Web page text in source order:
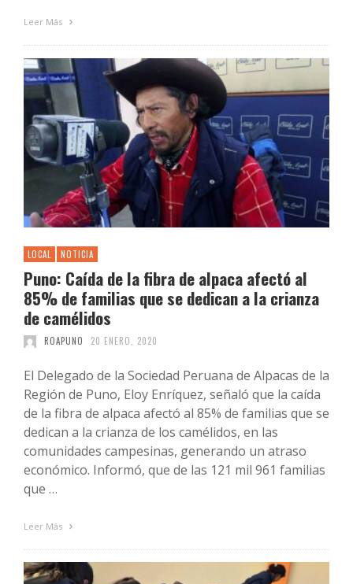
Leer Más
LOCAL NOTICIA
Puno: Caída de la fibra de alpaca afectó al
85% de familias que se dedican a la crianza
de camélidos
ROAPUNO 20 ENERO, 2020
El Delegado de la Sociedad Peruana de Alpacas de la
Región de Puno, Eloy Enríquez, señaló que la caída
de la fibra de alpaca afectó al 85% de familias que se
dedican a la crianza de los camélidos, en las
comunidades campesinas, generando un atraso
económico. Informó, que de las 121 mil 961 familias
que …
Leer Más